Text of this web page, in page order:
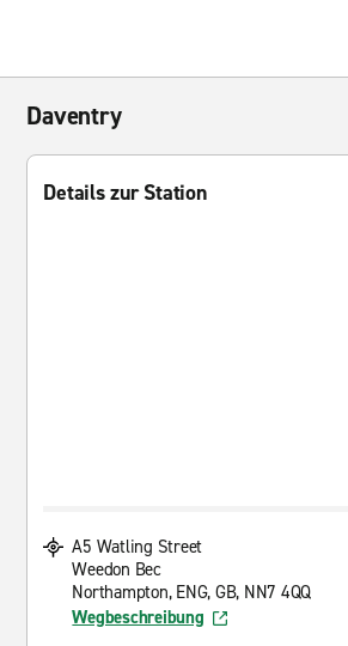
Daventry
Details zur Station
A5 Watling Street
Weedon Bec
Northampton, ENG, GB, NN7 4QQ
Wegbeschreibung